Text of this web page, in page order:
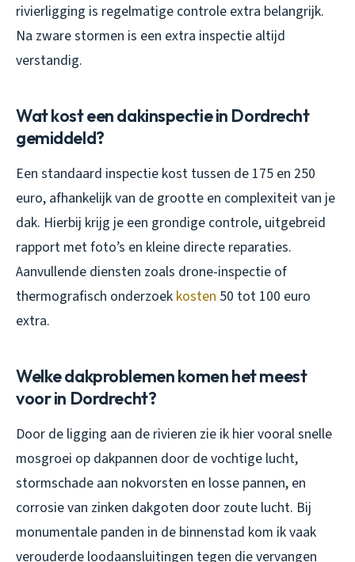
rivierligging is regelmatige controle extra belangrijk.
Na zware stormen is een extra inspectie altijd
verstandig.
Wat kost een dakinspectie in Dordrecht
gemiddeld?
Een standaard inspectie kost tussen de 175 en 250
euro, afhankelijk van de grootte en complexiteit van je
dak. Hierbij krijg je een grondige controle, uitgebreid
rapport met foto’s en kleine directe reparaties.
Aanvullende diensten zoals drone-inspectie of
thermografisch onderzoek kosten 50 tot 100 euro
extra.
Welke dakproblemen komen het meest
voor in Dordrecht?
Door de ligging aan de rivieren zie ik hier vooral snelle
mosgroei op dakpannen door de vochtige lucht,
stormschade aan nokvorsten en losse pannen, en
corrosie van zinken dakgoten door zoute lucht. Bij
monumentale panden in de binnenstad kom ik vaak
verouderde loodaansluitingen tegen die vervangen